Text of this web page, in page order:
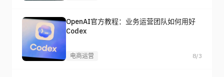
OpenAI官方教程：业务运营团队如何用好
Codex
电商运营 8/3